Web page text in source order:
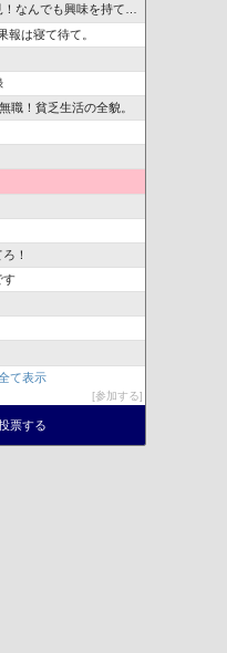
でも興味を持て前向きに！
報は寝て待て。
職！貧乏生活の全貌。
！
す
て表示
参加する
票する